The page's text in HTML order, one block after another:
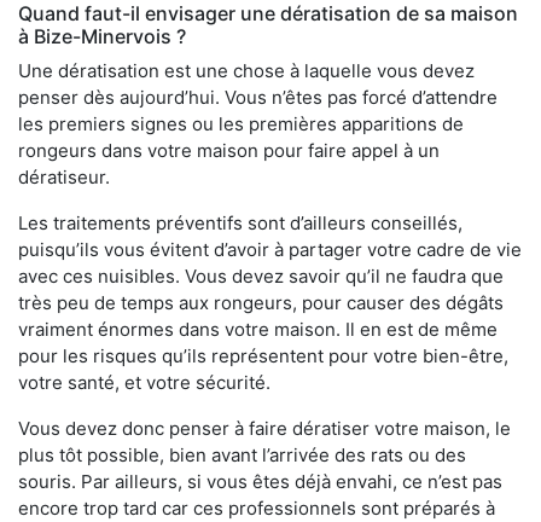
Quand faut-il envisager une dératisation de sa maison
à Bize-Minervois ?
Une dératisation est une chose à laquelle vous devez
penser dès aujourd’hui. Vous n’êtes pas forcé d’attendre
les premiers signes ou les premières apparitions de
rongeurs dans votre maison pour faire appel à un
dératiseur.
Les traitements préventifs sont d’ailleurs conseillés,
puisqu’ils vous évitent d’avoir à partager votre cadre de vie
avec ces nuisibles. Vous devez savoir qu’il ne faudra que
très peu de temps aux rongeurs, pour causer des dégâts
vraiment énormes dans votre maison. Il en est de même
pour les risques qu’ils représentent pour votre bien-être,
votre santé, et votre sécurité.
Vous devez donc penser à faire dératiser votre maison, le
plus tôt possible, bien avant l’arrivée des rats ou des
souris. Par ailleurs, si vous êtes déjà envahi, ce n’est pas
encore trop tard car ces professionnels sont préparés à